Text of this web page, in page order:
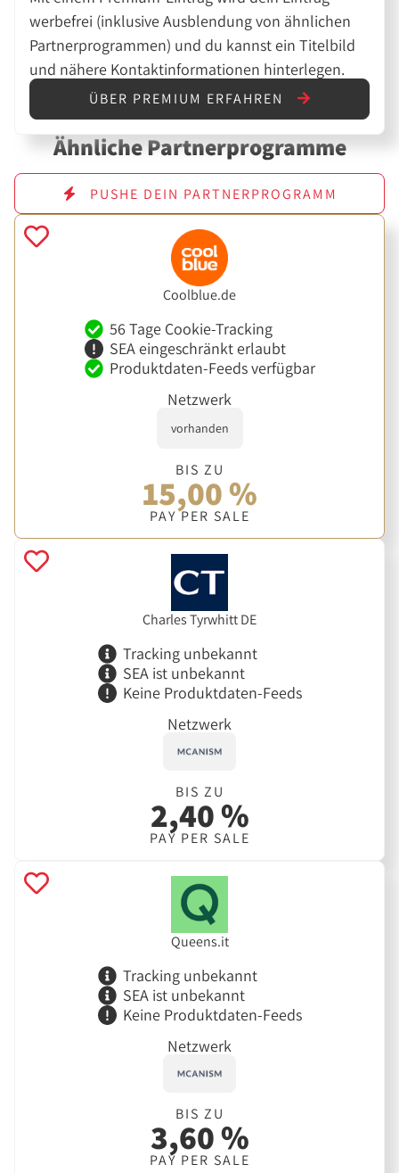
werbefrei (inklusive Ausblendung von ähnlichen
Partnerprogrammen) und du kannst ein Titelbild
und nähere Kontaktinformationen hinterlegen.
ÜBER PREMIUM ERFAHREN
Ähnliche Partnerprogramme
PUSHE DEIN PARTNERPROGRAMM
Coolblue.de
56 Tage Cookie-Tracking
SEA eingeschränkt erlaubt
Produktdaten-Feeds verfügbar
Netzwerk
vorhanden
BIS ZU
15,00 %
PAY PER SALE
Charles Tyrwhitt DE
Tracking unbekannt
SEA ist unbekannt
Keine Produktdaten-Feeds
Netzwerk
BIS ZU
2,40 %
PAY PER SALE
Queens.it
Tracking unbekannt
SEA ist unbekannt
Keine Produktdaten-Feeds
Netzwerk
BIS ZU
3,60 %
PAY PER SALE